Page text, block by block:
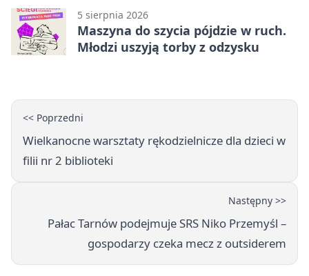
5 sierpnia 2026
Maszyna do szycia pójdzie w ruch.
Młodzi uszyją torby z odzysku
<< Poprzedni
Wielkanocne warsztaty rękodzielnicze dla dzieci w
filii nr 2 biblioteki
Następny >>
Pałac Tarnów podejmuje SRS Niko Przemyśl –
gospodarzy czeka mecz z outsiderem